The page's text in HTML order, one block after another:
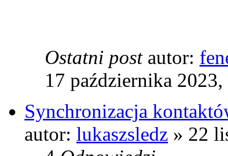
Ostatni post autor:
17 października
Synchronizacja
autor: lukaszsledz » 22